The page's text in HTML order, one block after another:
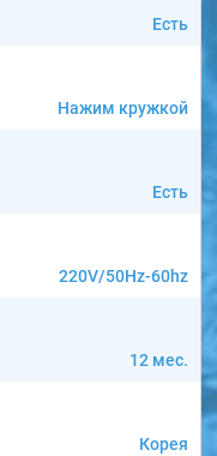
Есть
Нажим кружкой
Есть
220V/50Hz-60hz
12 мес.
Корея